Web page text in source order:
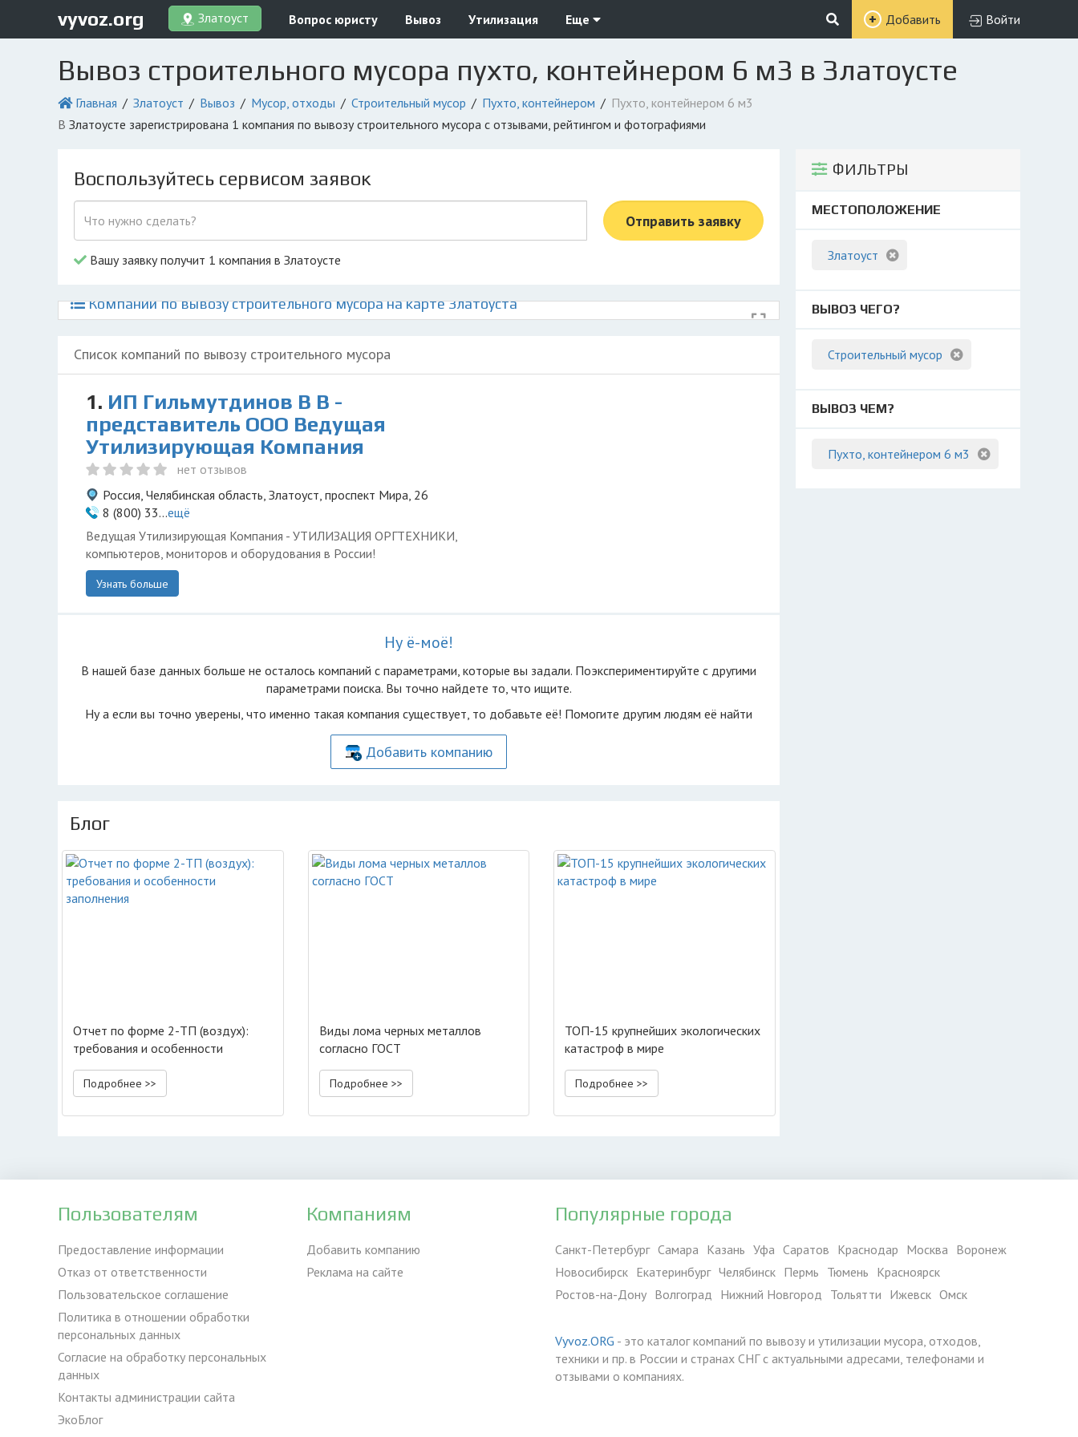
vyvoz.org Златоуст Вопрос юристу Вывоз Утилизация Еще Добавить Войти
Вывоз строительного мусора пухто, контейнером 6 м3 в Златоусте
Главная Златоуст Вывоз Мусор, отходы Строительный мусор Пухто, контейнером
Пухто, контейнером 6 м3
в Златоусте зарегистрирована 1 компания по вывозу строительного мусора с отзывами, рейтингом и фотографиями
ФИЛЬТРЫ
МЕСТОПОЛОЖЕНИЕ
Златоуст
ВЫВОЗ ЧЕГО?
Строительный мусор
ВЫВОЗ ЧЕМ?
Пухто, контейнером 6 м3
Воспользуйтесь сервисом заявок
Отправить заявку
Вашу заявку получит 1 компания в Златоусте
Компании по вывозу строительного мусора на карте Златоуста
Список компаний по вывозу строительного мусора
1. ИП Гильмутдинов В В -
представитель ООО Ведущая
Утилизирующая Компания
нет отзывов
Россия, Челябинская область, Златоуст, проспект Мира, 26
8 (800) 33...ещё
Ведущая Утилизирующая Компания - УТИЛИЗАЦИЯ ОРГТЕХНИКИ,
компьютеров, мониторов и оборудования в России!
Узнать больше
Ну ё-моё!
В нашей базе данных больше не осталоcь компаний с параметрами, которые вы задали. Поэкспериментируйте с другими
параметрами поиска. Вы точно найдете то, что ищите.
Ну а если вы точно уверены, что именно такая компания существует, то добавьте её! Помогите другим людям её найти
Добавить компанию
Блог
Отчет по форме 2-ТП (воздух):
требования и особенности
заполнения
Подробнее >>
Виды лома черных металлов
согласно ГОСТ
Подробнее >>
ТОП-15 крупнейших экологических
катастроф в мире
Подробнее >>
Пользователям
Предоставление информации
Отказ от ответственности
Пользовательское соглашение
Политика в отношении обработки
персональных данных
Согласие на обработку персональных
данных
Контакты администрации сайта
ЭкоБлог
Компаниям
Добавить компанию
Реклама на сайте
Популярные города
Санкт-Петербург Самара Казань Уфа Саратов Краснодар Москва Воронеж
Новосибирск Екатеринбург Челябинск Пермь Тюмень Красноярск
Ростов-на-Дону Волгоград Нижний Новгород Тольятти Ижевск Омск
Vyvoz.ORG - это каталог компаний по вывозу и утилизации мусора, отходов,
техники и пр. в России и странах СНГ с актуальными адресами, телефонами и
отзывами о компаниях.